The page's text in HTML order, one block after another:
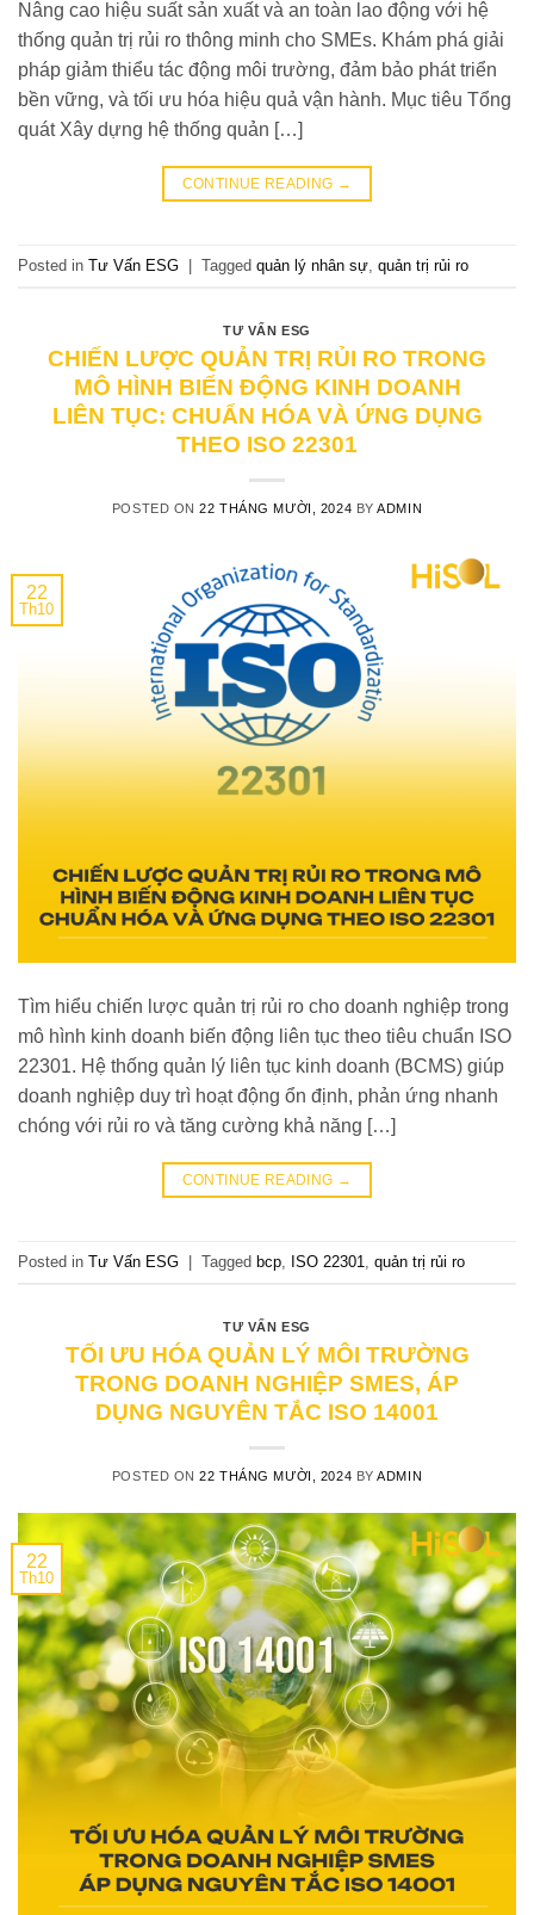
Nâng cao hiệu suất sản xuất và an toàn lao động với hệ
thống quản trị rủi ro thông minh cho SMEs. Khám phá giải
pháp giảm thiểu tác động môi trường, đảm bảo phát triển
bền vững, và tối ưu hóa hiệu quả vận hành. Mục tiêu Tổng
quát Xây dựng hệ thống quản […]
CONTINUE READING →
Posted in Tư Vấn ESG | Tagged quản lý nhân sự quản trị rủi ro
TƯ VẤN ESG
CHIẾN LƯỢC QUẢN TRỊ RỦI RO TRONG
MÔ HÌNH BIẾN ĐỘNG KINH DOANH
LIÊN TỤC: CHUẨN HÓA VÀ ỨNG DỤNG
THEO ISO 22301
POSTED ON22 THÁNG MƯỜI, 2024 BYADMIN
22
Th10
Tìm hiểu chiến lược quản trị rủi ro cho doanh nghiệp trong
mô hình kinh doanh biến động liên tục theo tiêu chuẩn ISO
22301. Hệ thống quản lý liên tục kinh doanh (BCMS) giúp
doanh nghiệp duy trì hoạt động ổn định, phản ứng nhanh
chóng với rủi ro và tăng cường khả năng […]
CONTINUE READING →
Posted in Tư Vấn ESG Tagged bcp ISO 22301 quản trị rủi ro
TƯ VẤN ESG
TỐI ƯU HÓA QUẢN LÝ MÔI TRƯỜNG
TRONG DOANH NGHIỆP SMES, ÁP
DỤNG NGUYÊN TẮC ISO 14001
POSTED ON22 THÁNG MƯỜI, 2024 BYADMIN
22
Th10